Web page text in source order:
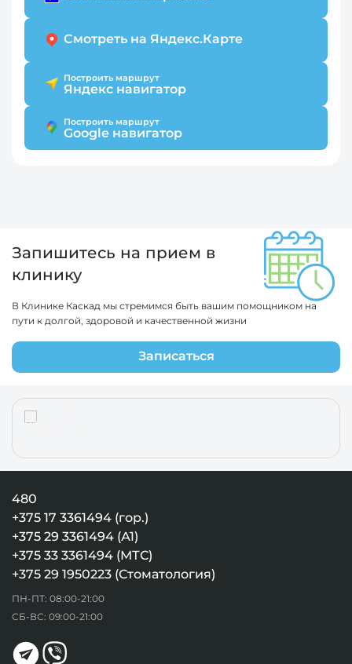
Смотреть на Яндекс.Карте
Построить маршрут
Яндекс навигатор
Построить маршрут
Google навигатор
Запишитесь на прием в
клинику
В Клинике Каскад мы стремимся быть вашим помощником на
пути к долгой, здоровой и качественной жизни
Записаться
480
+375 17 3361494 (гор.)
+375 29 3361494 (А1)
+375 33 3361494 (МТС)
+375 29 1950223 (Стоматология)
ПН-ПТ: 08:00-21:00
СБ-ВС: 09:00-21:00